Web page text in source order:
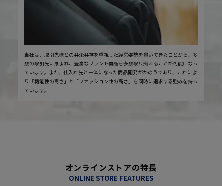
当社は、取引先様との共栄共存を重視した経営姿勢を貫いてきたことから、多
数の取引先に恵まれ、豊富なブランド商品を多数取り揃えることが可能になっ
ています。また、仕入れ先と一体になった商品開発がかのうであり、これによ
り「機能性の高さ」と「ファッション性の高さ」を同時に追求する強みを持っ
ています。
オンラインストアの特長
ONLINE STORE FEATURES